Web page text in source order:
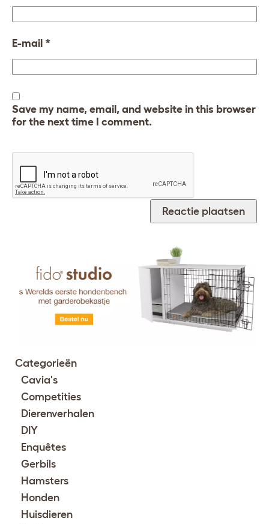
E-mail *
Save my name, email, and website in this browser
for the next time I comment.
Categorieën
Cavia's
Competities
Dierenverhalen
DIY
Enquêtes
Gerbils
Hamsters
Honden
Huisdieren